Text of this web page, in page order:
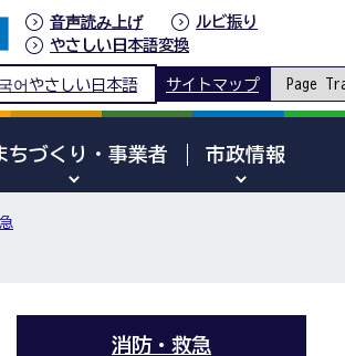
音声読み上げ
ルビ振り
やさしい日本語変換
어 やさしい日本語 サイトマップ
ちづくり・事業者 市政情報
消防・救急